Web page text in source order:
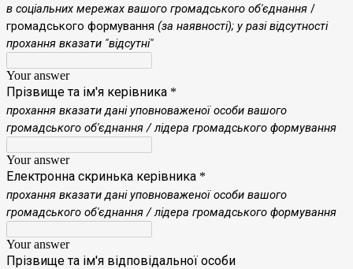
в соціальних мережах вашого громадського об'єднання /
громадського формування (за наявності); у разі відсутності
прохання вказати "відсутні"
Your answer
Прізвище та ім'я керівника *
прохання вказати дані уповноваженої особи вашого
громадського об'єднання / лідера громадського формування
Your answer
Електронна скринька керівника *
прохання вказати дані уповноваженої особи вашого
громадського об'єднання / лідера громадського формування
Your answer
Прізвище та ім'я відповідальної особи